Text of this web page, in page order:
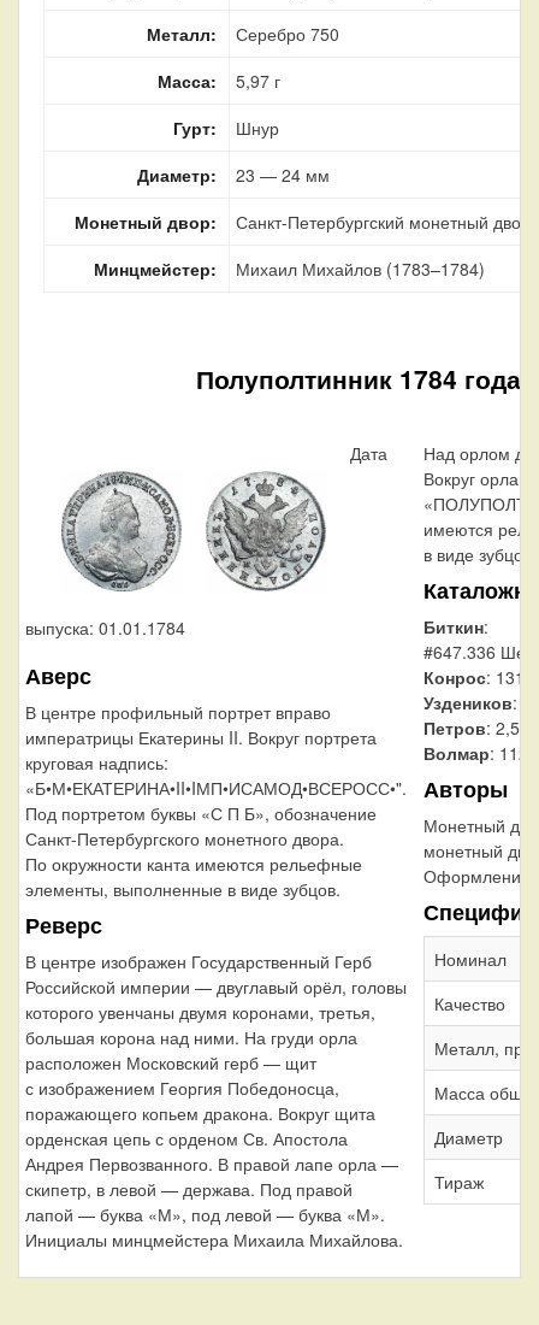
Металл:
Серебро 750
Масса:
5,97 г
Гурт:
Шнур
Диаметр:
23 — 24 мм
Монетный двор:
Санкт-Петербургский монетный
Минцмейстер:
Михаил Михайлов (1783–1784)
Полуполтинник 1784
Дата
выпуска: 01.01.1784
Аверс
В центре профильный портрет вправо
императрицы Екатерины II. Вокруг портрета
круговая надпись:
«Б•М•ЕКАТЕРИНА•II•IМП•ИСАМОД•ВСЕРОСС•".
Под портретом буквы «С П Б», обозначение
Санкт-Петербургского монетного двора.
По окружности канта имеются рельефные
элементы, выполненные в виде зубцов.
Реверс
В центре изображен Государственный Герб
Российской империи — двуглавый орёл, головы
которого увенчаны двумя коронами, третья,
большая корона над ними. На груди орла
расположен Московский герб — щит
с изображением Георгия Победоносца,
поражающего копьем дракона. Вокруг щита
орденская цепь с орденом Св. Апостола
Андрея Первозванного. В правой лапе орла —
скипетр, в левой — держава. Под правой
лапой — буква «М», под левой — буква «М».
Инициалы минцмейстера Михаила Михайлова.
Над орлом
Вокруг орла,
имеются
в виде зубцов.
Биткин:
#647.336 Шея
Конрос: 131/
Уздеников:
Петров: 2,5
Волмар: 112/
Авторы
Монетный
монетный
Оформление
Номинал
Качество
Металл,
Масса
Диаметр
Тираж